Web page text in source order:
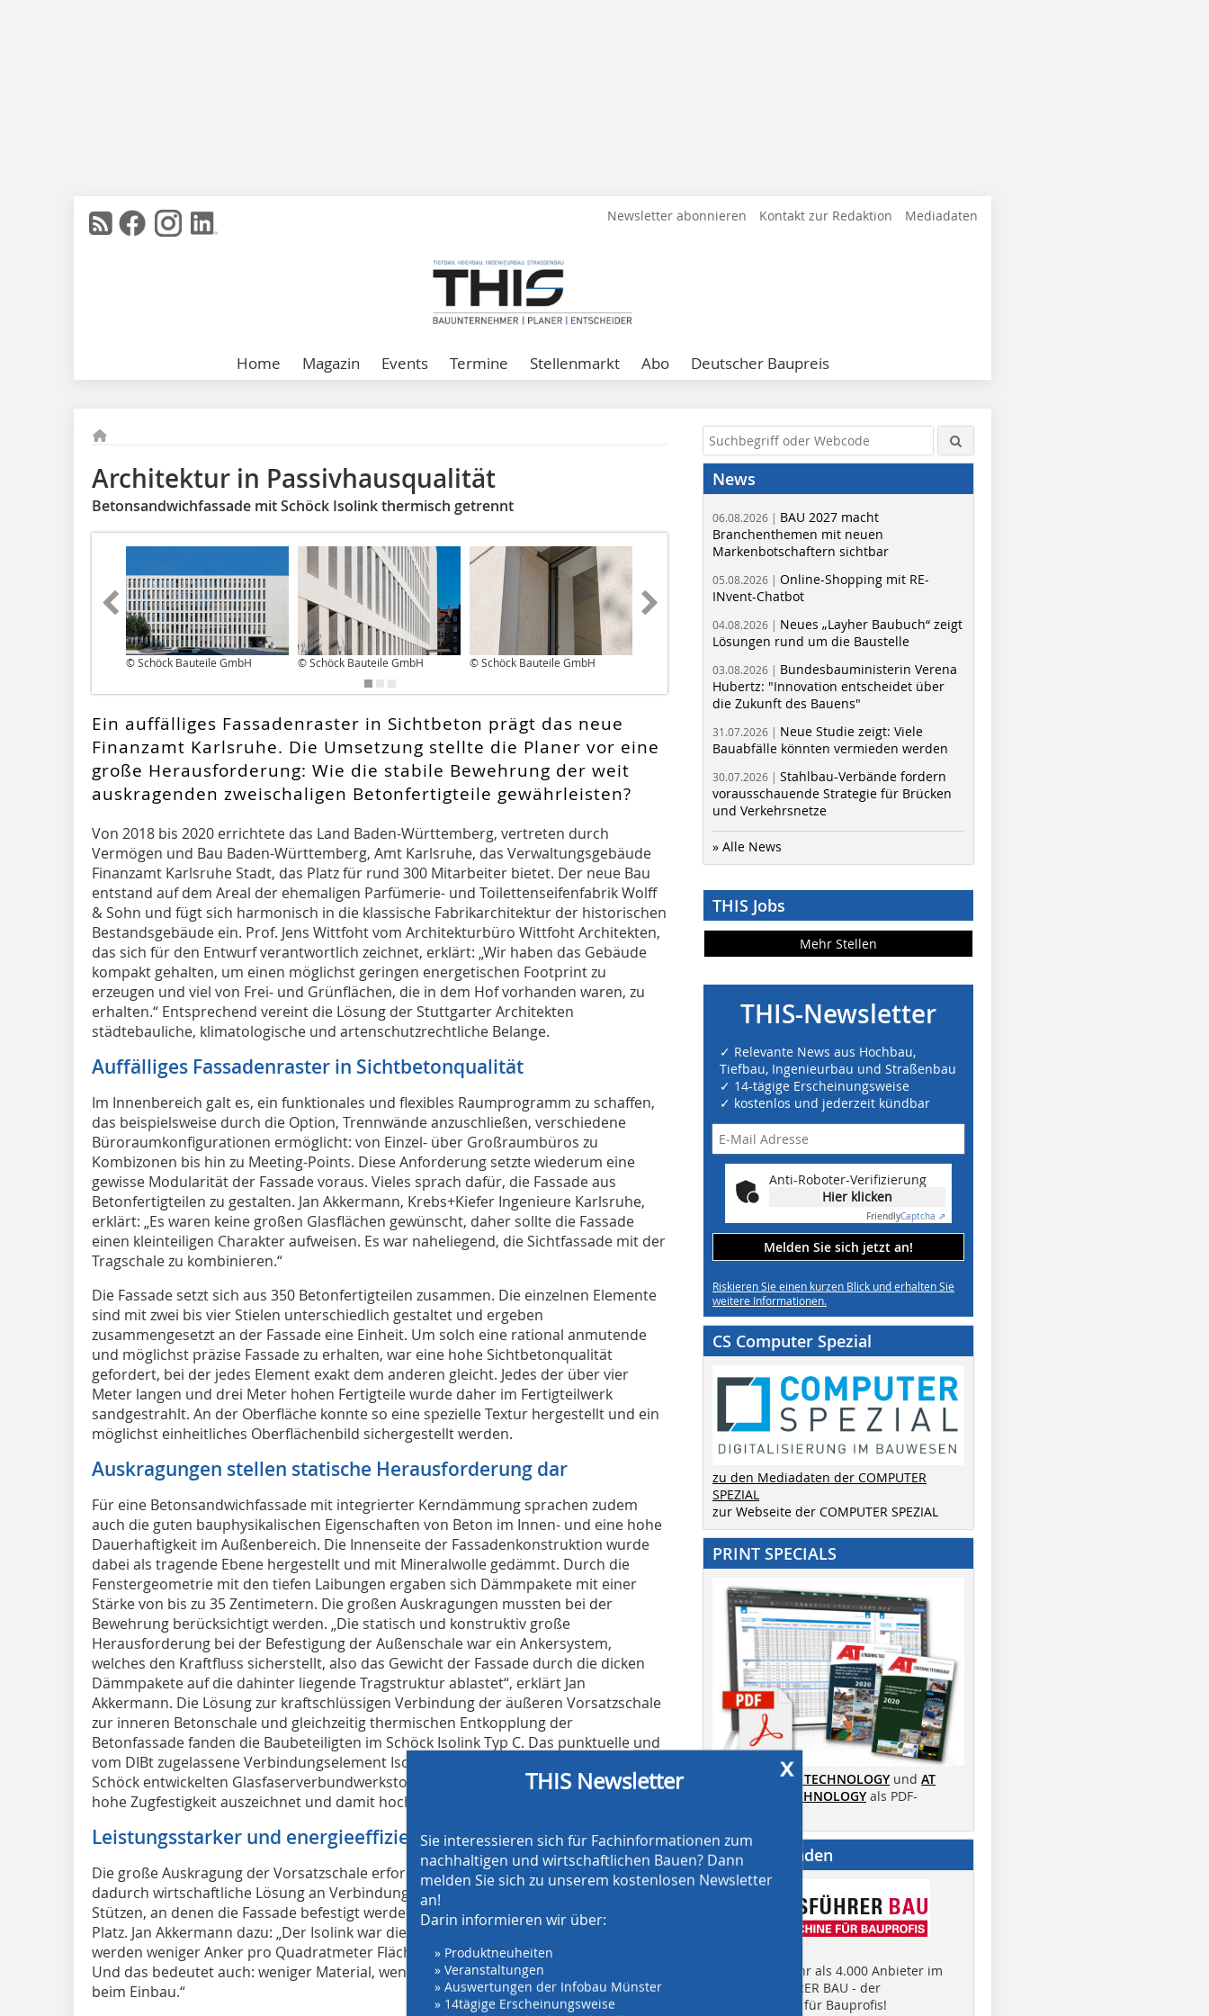
Newsletter abonnieren Kontakt zur Redaktion Mediadaten
Home Magazin Events Termine Stellenmarkt Abo Deutscher Baupreis
Architektur in Passivhausqualität
Betonsandwichfassade mit Schöck Isolink thermisch getrennt
© Schöck Bauteile GmbH © Schöck Bauteile GmbH © Schöck Bauteile GmbH © Schöck Bauteile GmbH
Ein auffälliges Fassadenraster in Sichtbeton prägt das neue
Finanzamt Karlsruhe. Die Umsetzung stellte die Planer vor eine
große Herausforderung: Wie die stabile Bewehrung der weit
auskragenden zweischaligen Betonfertigteile gewährleisten?
Von 2018 bis 2020 errichtete das Land Baden-Württemberg, vertreten durch
Vermögen und Bau Baden-Württemberg, Amt Karlsruhe, das Verwaltungsgebäude
Finanzamt Karlsruhe Stadt, das Platz für rund 300 Mitarbeiter bietet. Der neue Bau
entstand auf dem Areal der ehemaligen Parfümerie- und Toilettenseifenfabrik Wolff
& Sohn und fügt sich harmonisch in die klassische Fabrikarchitektur der historischen
Bestandsgebäude ein. Prof. Jens Wittfoht vom Architekturbüro Wittfoht Architekten,
das sich für den Entwurf verantwortlich zeichnet, erklärt: „Wir haben das Gebäude
kompakt gehalten, um einen möglichst geringen energetischen Footprint zu
erzeugen und viel von Frei- und Grünflächen, die in dem Hof vorhanden waren, zu
erhalten.“ Entsprechend vereint die Lösung der Stuttgarter Architekten
städtebauliche, klimatologische und artenschutzrechtliche Belange.
Auffälliges Fassadenraster in Sichtbetonqualität
Im Innenbereich galt es, ein funktionales und flexibles Raumprogramm zu schaffen,
das beispielsweise durch die Option, Trennwände anzuschließen, verschiedene
Büroraumkonfigurationen ermöglicht: von Einzel- über Großraumbüros zu
Kombizonen bis hin zu Meeting-Points. Diese Anforderung setzte wiederum eine
gewisse Modularität der Fassade voraus. Vieles sprach dafür, die Fassade aus
Betonfertigteilen zu gestalten. Jan Akkermann, Krebs+Kiefer Ingenieure Karlsruhe,
erklärt: „Es waren keine großen Glasflächen gewünscht, daher sollte die Fassade
einen kleinteiligen Charakter aufweisen. Es war naheliegend, die Sichtfassade mit der
Tragschale zu kombinieren.“
Die Fassade setzt sich aus 350 Betonfertigteilen zusammen. Die einzelnen Elemente
sind mit zwei bis vier Stielen unterschiedlich gestaltet und ergeben
zusammengesetzt an der Fassade eine Einheit. Um solch eine rational anmutende
und möglichst präzise Fassade zu erhalten, war eine hohe Sichtbetonqualität
gefordert, bei der jedes Element exakt dem anderen gleicht. Jedes der über vier
Meter langen und drei Meter hohen Fertigteile wurde daher im Fertigteilwerk
sandgestrahlt. An der Oberfläche konnte so eine spezielle Textur hergestellt und ein
möglichst einheitliches Oberflächenbild sichergestellt werden.
Auskragungen stellen statische Herausforderung dar
Für eine Betonsandwichfassade mit integrierter Kerndämmung sprachen zudem
auch die guten bauphysikalischen Eigenschaften von Beton im Innen- und eine hohe
Dauerhaftigkeit im Außenbereich. Die Innenseite der Fassadenkonstruktion wurde
dabei als tragende Ebene hergestellt und mit Mineralwolle gedämmt. Durch die
Fenstergeometrie mit den tiefen Laibungen ergaben sich Dämmpakete mit einer
Stärke von bis zu 35 Zentimetern. Die großen Auskragungen mussten bei der
Bewehrung berücksichtigt werden. „Die statisch und konstruktiv große
Herausforderung bei der Befestigung der Außenschale war ein Ankersystem,
welches den Kraftfluss sicherstellt, also das Gewicht der Fassade durch die dicken
Dämmpakete auf die dahinter liegende Tragstruktur ablastet“, erklärt Jan
Akkermann. Die Lösung zur kraftschlüssigen Verbindung der äußeren Vorsatzschale
zur inneren Betonschale und gleichzeitig thermischen Entkopplung der
Betonfassade fanden die Baubeteiligten im Schöck Isolink Typ C. Das punktuelle und
vom DIBt zugelassene Verbindungselement Isolink besteht aus Combar, einem von
Schöck entwickelten Glasfaserverbundwerkstoff, der sich durch eine besonders
hohe Zugfestigkeit auszeichnet und damit hoch belastbar ist.
Leistungsstarker und energieeffizienter Isolink
Die große Auskragung der Vorsatzschale erforderte eine optimierte Anzahl und
dadurch wirtschaftliche Lösung an Verbindungsmitteln. Die schlanke Geometrie der
Stützen, an denen die Fassade befestigt werden sollte, bot hierfür allerdings wenig
Platz. Jan Akkermann dazu: „Der Isolink war die geeignete Lösung, denn damit
werden weniger Anker pro Quadratmeter Fläche und keine Abstandshalter benötigt.
Und das bedeutet auch: weniger Material, weniger Kosten und weniger Aufwand
beim Einbau.“
x
THIS Newsletter
Sie interessieren sich für Fachinformationen zum
nachhaltigen und wirtschaftlichen Bauen? Dann
melden Sie sich zu unserem kostenlosen Newsletter
an!
Darin informieren wir über:
» Produktneuheiten
» Veranstaltungen
» Auswertungen der Infobau Münster
» 14tägige Erscheinungsweise
News
06.08.2026 | BAU 2027 macht
Branchenthemen mit neuen
Markenbotschaftern sichtbar
05.08.2026 | Online-Shopping mit RE-
INvent-Chatbot
04.08.2026 | Neues „Layher Baubuch“ zeigt
Lösungen rund um die Baustelle
03.08.2026 | Bundesbauministerin Verena
Hubertz: "Innovation entscheidet über
die Zukunft des Bauens"
31.07.2026 | Neue Studie zeigt: Viele
Bauabfälle könnten vermieden werden
30.07.2026 | Stahlbau-Verbände fordern
vorausschauende Strategie für Brücken
und Verkehrsnetze
» Alle News
THIS Jobs
Mehr Stellen
THIS-Newsletter
✓ Relevante News aus Hochbau,
Tiefbau, Ingenieurbau und Straßenbau
✓ 14-tägige Erscheinungsweise
✓ kostenlos und jederzeit kündbar
Anti-Roboter-Verifizierung
Hier klicken
FriendlyCaptcha ⇗
Melden Sie sich jetzt an!
Riskieren Sie einen kurzen Blick und erhalten Sie
weitere Informationen.
CS Computer Spezial
zu den Mediadaten der COMPUTER
SPEZIAL
zur Webseite der COMPUTER SPEZIAL
PRINT SPECIALS
AT SCREENING TECHNOLOGY und AT
CRUSHING TECHNOLOGY als PDF-
Anbieter finden
Finden Sie mehr als 4.000 Anbieter im
EINKAUFSFÜHRER BAU - der
Suchmaschine für Bauprofis!